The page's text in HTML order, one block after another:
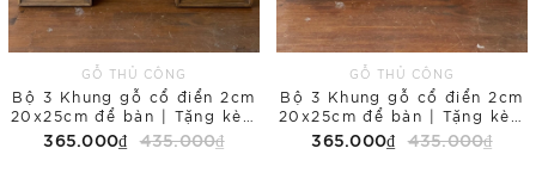
GỖ THỦ CÔNG
Bộ 3 Khung gỗ cổ điển 2cm
20x25cm để bàn | Tặng kèm
tranh in Floral
365.000₫ 435.000₫
GỖ THỦ CÔNG
Bộ 3 Khung gỗ cổ điển 2cm
20x25cm để bàn | Tặng kèm
tranh in Galaxy
365.000₫ 435.000₫